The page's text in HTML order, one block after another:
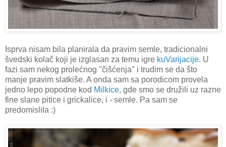
Isprva nisam bila planirala da pravim semle, tradicionalni
švedski kolač koji je izglasan za temu igre kuVarijacije. U
fazi sam nekog prolećnog "čišćenja" i trudim se da što
manje pravim slatkiše. A onda sam sa porodicom provela
jedno lepo popodne kod Milkice, gde smo se družili uz razne
fine slane pitice i grickalice, i - semle. Pa sam se
predomislila :)